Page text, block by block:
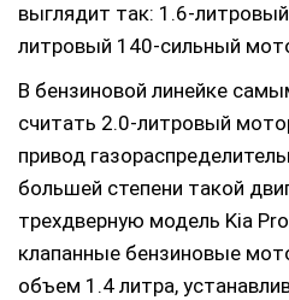
выглядит так: 1.6-
литровый 140-сильный
В бензиновой линейке
считать 2.0-литровый
привод
большей степени такой
трехдверную модель Kia
клапанные бензиновые
объем 1.4 литра,